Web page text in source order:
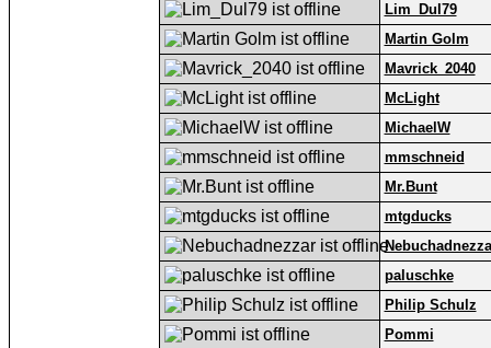
Lim_Dul79
Martin Golm
Mavrick_2040
McLight
MichaelW
mmschneid
Mr.Bunt
mtgducks
paluschke
Philip Schulz
Pommi